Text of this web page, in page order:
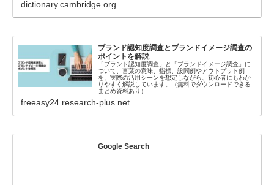
dictionary.cambridge.org
ブランド認知度調査とブランドイメージ調査の
ポイントを解説
「ブランド認知度調査」と「ブランドイメージ調査」に
ついて、言葉の意味、指標、設問例やアウトプット例
を、実際の活用シーンを想定しながら、初心者にもわか
りやすく解説しています。（無料でダウンロードできる
まとめ資料あり）
freeasy24.research-plus.net
Google Search